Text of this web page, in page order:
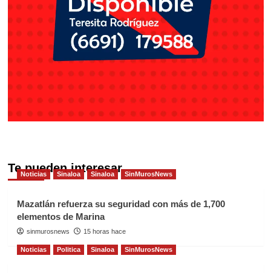
Te pueden interesar
Noticias Sinaloa Sinaloa SinMurosNews
Mazatlán refuerza su seguridad con más de 1,700
elementos de Marina
sinmurosnews 15 horas hace
Noticias Politica Sinaloa SinMurosNews